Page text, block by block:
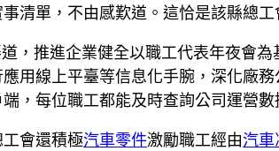
清單，不由感歎道。這恰是該縣總
，推進企業健全以職工代表年夜會
用線上平臺等信息化手腕，深化廠
，每位職工都能及時查詢公司運營
會還積極汽車零件激勵職工經由汽車